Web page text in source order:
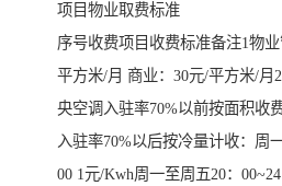
项目物业取费标准
序号收费项目收费标准备注1物
平方米/月 商业：30元/平方米/月
央空调入驻率70%以前按面积收
入驻率70%以后按冷量计收：周
00 1元/Kwh周一至周五20：